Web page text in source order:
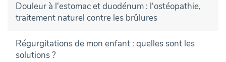
Douleur à l'estomac et duodénum : l'ostéopathie,
traitement naturel contre les brûlures
Régurgitations de mon enfant : quelles sont les
solutions ?